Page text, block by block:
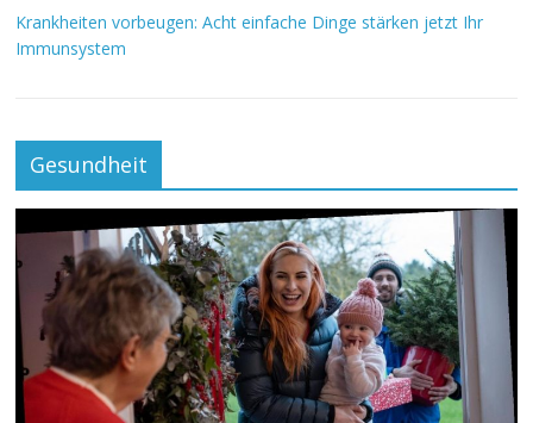
Krankheiten vorbeugen: Acht einfache Dinge stärken jetzt Ihr
Immunsystem
Gesundheit